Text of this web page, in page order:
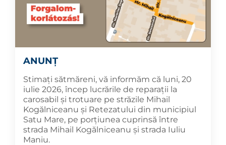
ANUNȚ
Stimați sătmăreni, vă informăm că luni, 20
iulie 2026, încep lucrările de reparații la
carosabil și trotuare pe străzile Mihail
Kogălniceanu și Retezatului din municipiul
Satu Mare, pe porțiunea cuprinsă între
strada Mihail Kogălniceanu și strada Iuliu
Maniu.